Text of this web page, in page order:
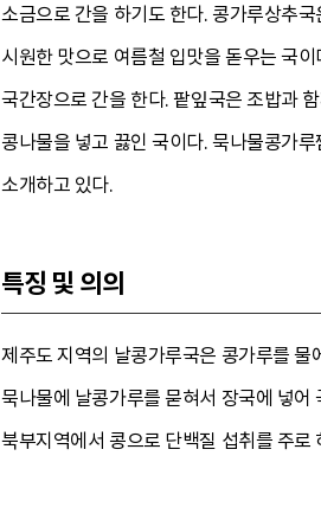
소금으로 간을 하기도 한다. 콩가루상추
시원한 맛으로 여름철 입맛을 돋우는 국
국간장으로 간을 한다. 팥잎국은 조밥과
콩나물을 넣고 끓인 국이다. 묵나물콩가
소개하고 있다.
특징 및 의의
제주도 지역의 날콩가루국은 콩가루를
묵나물에 날콩가루를 묻혀서 장국에 넣
북부지역에서 콩으로 단백질 섭취를 주